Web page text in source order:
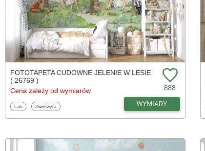
FOTOTAPETA CUDOWNE JELENIE W LESIE
( 26769 )
Cena zależy od wymiarów
888
Fototapety
Las Fototapety
Zwierzęta WYMIARY